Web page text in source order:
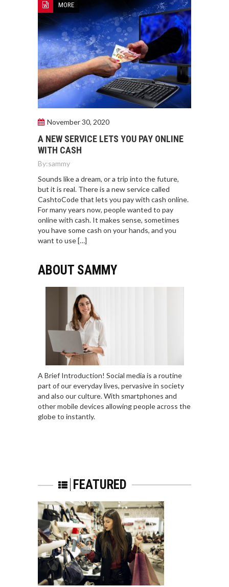
MORE
November 30, 2020
A NEW SERVICE LETS YOU PAY ONLINE
WITH CASH
By:sammy
Sounds like a dream, or a trip into the future,
but it is real. There is a new service called
CashtoCode that lets you pay with cash online.
For many years now, people wanted to pay
online with cash. It makes sense, sometimes
you have some cash on your hands, and you
want to use […]
ABOUT SAMMY
A Brief Introduction! Social media is a routine
part of our everyday lives, pervasive in society
and also our culture. With smartphones and
other mobile devices allowing people across the
globe to instantly.
FEATURED